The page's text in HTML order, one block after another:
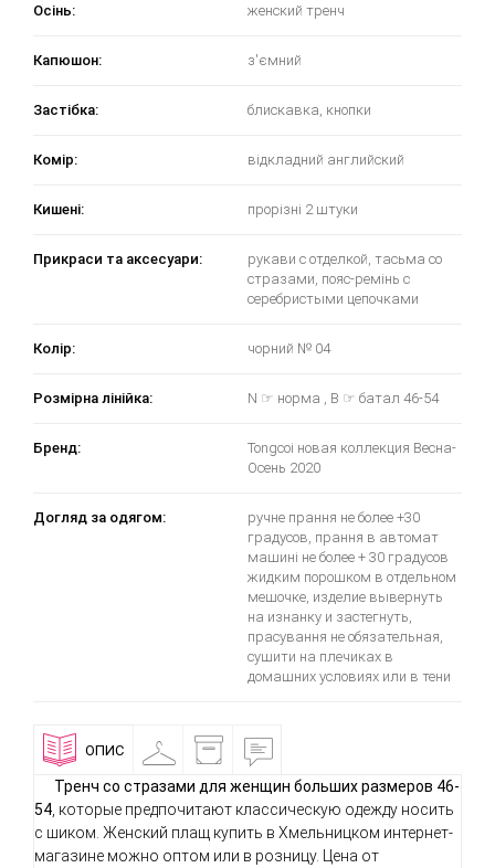
Осінь:
женский тренч
Капюшон: з'ємний
Застібка: блискавка, кнопки
Комір: відкладний английский
Кишені: прорізні 2 штуки
Прикраси та аксесуари:
рукави с отделкой, тасьма со
стразами, пояс-ремінь с
серебристыми цепочками
Колір: чорний № 04
Розмірна лінійка: N ☞ норма , B ☞ батал 46-54
Бренд:
Tongcoi новая коллекция Весна-
Осень 2020
Догляд за одягом:
ручне прання не более +30
градусов, прання в автомат
машині не более + 30 градусов
жидким порошком в отдельном
мешочке, изделие вывернуть
на изнанку и застегнуть,
прасування не обязательная,
сушити на плечиках в
домашних условиях или в тени
ОПИС ПРИМІРОЧНАДОСТАВКА
Тренч со стразами для женщин больших размеров 46-
54 , которые предпочитают классическую одежду носить
с шиком. Женский плащ купить в Хмельницком интернет-
магазине можно оптом или в розницу. Цена от